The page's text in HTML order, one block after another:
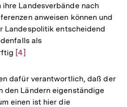
Landesverbände nach
anweisen können und
Landespolitik entscheidend
als
Zur
der
Fußnote
[4]
dafür verantwortlich, daß der
den Ländern eigenständige
einen ist hier die